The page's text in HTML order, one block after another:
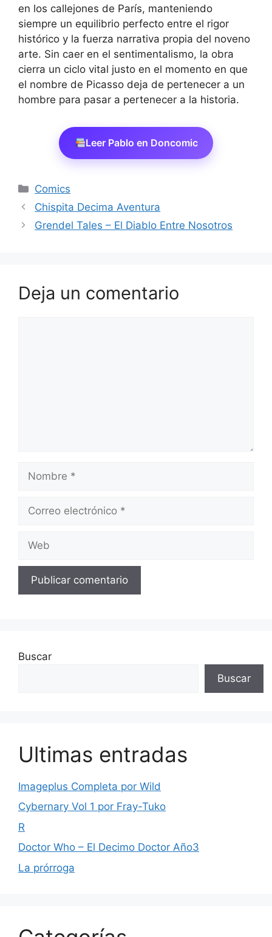
en los callejones de París, manteniendo
siempre un equilibrio perfecto entre el rigor
histórico y la fuerza narrativa propia del noveno
arte. Sin caer en el sentimentalismo, la obra
cierra un ciclo vital justo en el momento en que
el nombre de Picasso deja de pertenecer a un
hombre para pasar a pertenecer a la historia.
Leer Pablo en Doncomic
Categorías
Comics
Chispita Decima Aventura
Grendel Tales – El Diablo Entre Nosotros
Deja un comentario
electrónico
Buscar
Buscar
Ultimas entradas
Imageplus Completa por Wild
Cybernary Vol 1 por Fray-Tuko
R
Doctor Who – El Decimo Doctor Año3
La prórroga